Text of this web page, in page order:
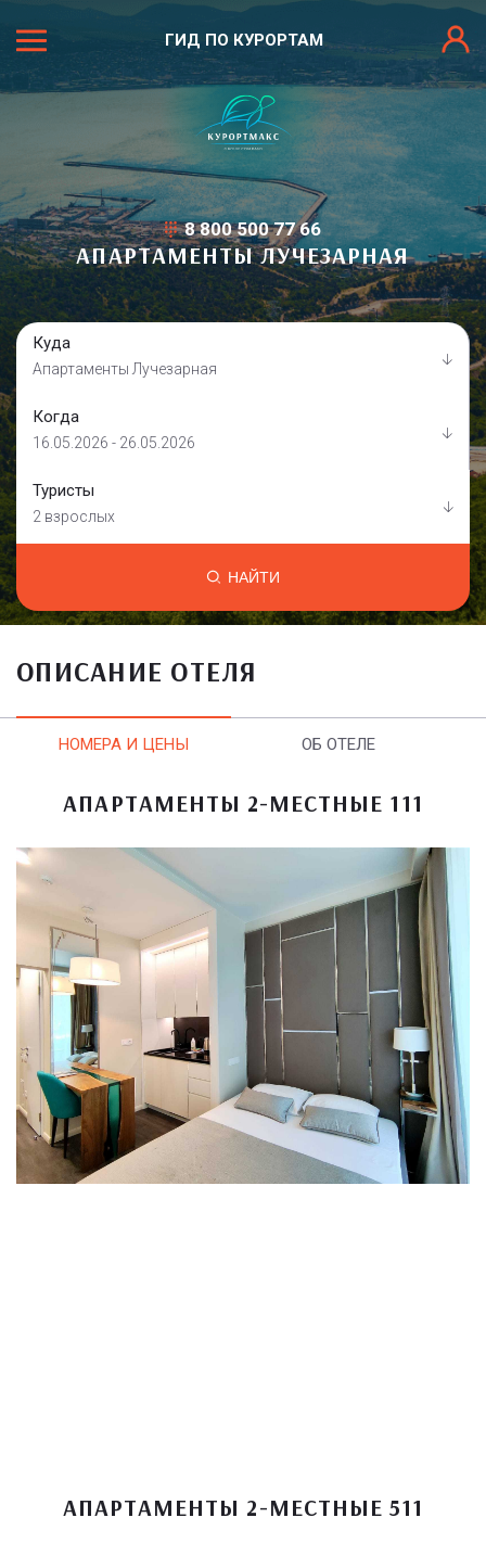
ГИД ПО КУРОРТАМ
8 800 500 77 66
АПАРТАМЕНТЫ ЛУЧЕЗАРНАЯ
Куда
Апартаменты Лучезарная
Когда
16.05.2026 - 26.05.2026
Туристы
2 взрослых
НАЙТИ
ОПИСАНИЕ ОТЕЛЯ
НОМЕРА И ЦЕНЫ ОБ ОТЕЛЕ
АПАРТАМЕНТЫ 2-МЕСТНЫЕ 111
АПАРТАМЕНТЫ 2-МЕСТНЫЕ 511